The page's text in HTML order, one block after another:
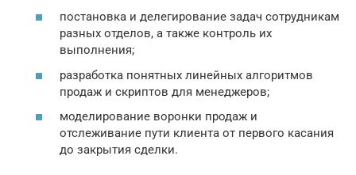
постановка и делегирование задач сотрудникам
разных отделов, а также контроль их
выполнения;
разработка понятных линейных алгоритмов
продаж и скриптов для менеджеров;
моделирование воронки продаж и
отслеживание пути клиента от первого касания
до закрытия сделки.